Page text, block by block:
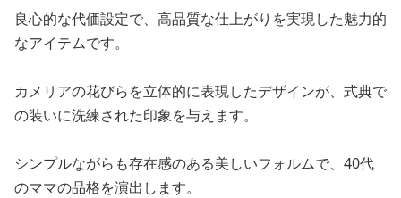
良心的な代価設定で、高品質な仕上がりを実現した魅力的
なアイテムです。
カメリアの花びらを立体的に表現したデザインが、式典で
の装いに洗練された印象を与えます。
シンプルながらも存在感のある美しいフォルムで、40代
のママの品格を演出します。